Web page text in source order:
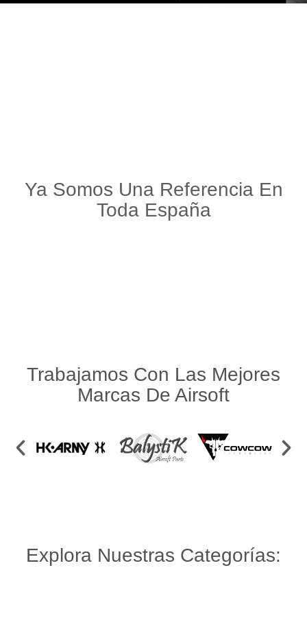
Ya Somos Una Referencia En
Toda España
Trabajamos Con Las Mejores
Marcas De Airsoft
Explora Nuestras Categorías: